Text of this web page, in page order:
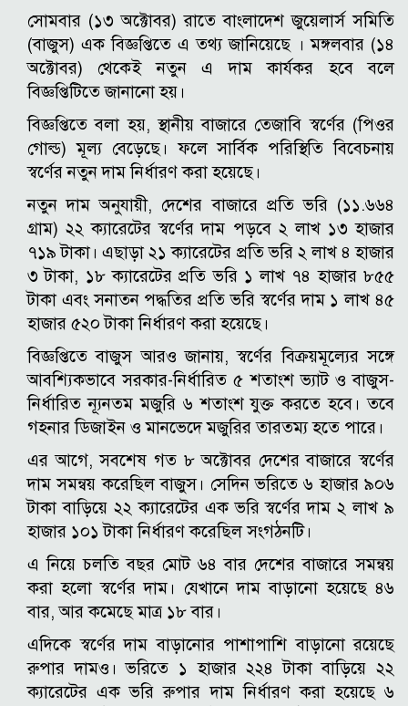
সোমবার (১৩ অক্টোবর) রাতে বাংলাদেশ জুয়েলার্স সমিতি
(বাজুস) এক বিজ্ঞপ্তিতে এ তথ্য জানিয়েছে । মঙ্গলবার (১৪
অক্টোবর) থেকেই নতুন এ দাম কার্যকর হবে বলে
বিজ্ঞপ্তিটিতে জানানো হয়।
বিজ্ঞপ্তিতে বলা হয়, স্থানীয় বাজারে তেজাবি স্বর্ণের (পিওর
গোল্ড) মূল্য বেড়েছে। ফলে সার্বিক পরিস্থিতি বিবেচনায়
স্বর্ণের নতুন দাম নির্ধারণ করা হয়েছে।
নতুন দাম অনুযায়ী, দেশের বাজারে প্রতি ভরি (১১.৬৬৪
গ্রাম) ২২ ক্যারেটের স্বর্ণের দাম পড়বে ২ লাখ ১৩ হাজার
৭১৯ টাকা। এছাড়া ২১ ক্যারেটের প্রতি ভরি ২ লাখ ৪ হাজার
৩ টাকা, ১৮ ক্যারেটের প্রতি ভরি ১ লাখ ৭৪ হাজার ৮৫৫
টাকা এবং সনাতন পদ্ধতির প্রতি ভরি স্বর্ণের দাম ১ লাখ ৪৫
হাজার ৫২০ টাকা নির্ধারণ করা হয়েছে।
বিজ্ঞপ্তিতে বাজুস আরও জানায়, স্বর্ণের বিক্রয়মূল্যের সঙ্গে
আবশ্যিকভাবে সরকার-নির্ধারিত ৫ শতাংশ ভ্যাট ও বাজুস-
নির্ধারিত ন্যূনতম মজুরি ৬ শতাংশ যুক্ত করতে হবে। তবে
গহনার ডিজাইন ও মানভেদে মজুরির তারতম্য হতে পারে।
এর আগে, সবশেষ গত ৮ অক্টোবর দেশের বাজারে স্বর্ণের
দাম সমন্বয় করেছিল বাজুস। সেদিন ভরিতে ৬ হাজার ৯০৬
টাকা বাড়িয়ে ২২ ক্যারেটের এক ভরি স্বর্ণের দাম ২ লাখ ৯
হাজার ১০১ টাকা নির্ধারণ করেছিল সংগঠনটি।
এ নিয়ে চলতি বছর মোট ৬৪ বার দেশের বাজারে সমন্বয়
করা হলো স্বর্ণের দাম। যেখানে দাম বাড়ানো হয়েছে ৪৬
বার, আর কমেছে মাত্র ১৮ বার।
এদিকে স্বর্ণের দাম বাড়ানোর পাশাপাশি বাড়ানো রয়েছে
রুপার দামও। ভরিতে ১ হাজার ২২৪ টাকা বাড়িয়ে ২২
ক্যারেটের এক ভরি রুপার দাম নির্ধারণ করা হয়েছে ৬